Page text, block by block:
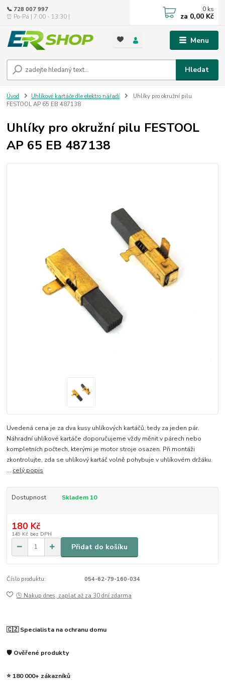
Menu
Hledat
📞 728 007 997
⏰ Po-Pá | 7:00 - 13:30 |
0 ks
za 0,00 Kč
Úvod Uhlíkové kartáče dle elektro nářadí
Uhlíky pro okružní pilu
FESTOOL AP 65 EB 487138
Uhlíky pro okružní pilu FESTOOL
AP 65 EB 487138
Uvedená cena je za dva kusy uhlíkových kartáčů, tedy za jeden pár.
Náhradní uhlíkové kartáče doporučujeme vždy měnit v párech nebo
kompletních počtech, kterými je motor stroje osazen. Při montáži
zkontrolujte, zda se uhlíkový kartáč volně pohybuje v uhlíkovém držáku.
... celý popis
Dostupnost Skladem 10
180 Kč
149 Kč bez DPH
Přidat do košíku
Číslo produktu: 054-62-79-160-034
🕒 Nakup dnes, zaplať až za 30 dní zdarma
🇨🇿 Specialista na ochranu domu
🛡️ Ověřené produkty
⭐ 180 000+ zákazníků